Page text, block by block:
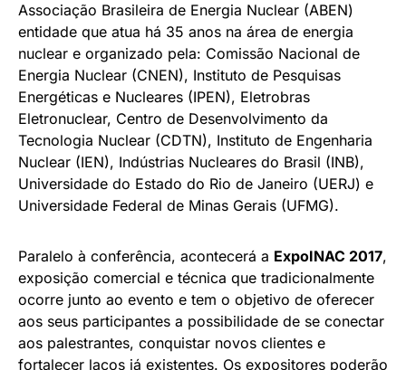
Associação Brasileira de Energia Nuclear (ABEN)
entidade que atua há 35 anos na área de energia
nuclear e organizado pela: Comissão Nacional de
Energia Nuclear (CNEN), Instituto de Pesquisas
Energéticas e Nucleares (IPEN), Eletrobras
Eletronuclear, Centro de Desenvolvimento da
Tecnologia Nuclear (CDTN), Instituto de Engenharia
Nuclear (IEN), Indústrias Nucleares do Brasil (INB),
Universidade do Estado do Rio de Janeiro (UERJ) e
Universidade Federal de Minas Gerais (UFMG).
Paralelo à conferência, acontecerá a ExpoINAC 2017,
exposição comercial e técnica que tradicionalmente
ocorre junto ao evento e tem o objetivo de oferecer
aos seus participantes a possibilidade de se conectar
aos palestrantes, conquistar novos clientes e
fortalecer laços já existentes. Os expositores poderão